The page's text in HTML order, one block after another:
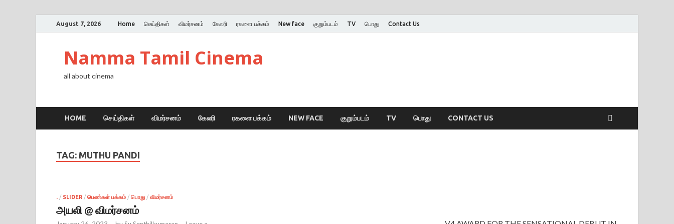
August 7, 2026 Home செய்திகள் விமர்சனம் கேலரி ரகளை பக்கம் New face குறும்படம் TV பொது Contact Us
Namma Tamil Cinema
all about cinema
HOME செய்திகள் விமர்சனம் கேலரி ரகளை பக்கம் NEW FACE குறும்படம் TV பொது CONTACT US
TAG: MUTHU PANDI
. / SLIDER / பெண்கள் பக்கம் / பொது / விமர்சனம்
அயலி @ விமர்சனம்